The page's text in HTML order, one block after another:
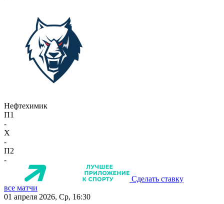
Нефтехимик
П1
-
X
-
П2
-
Сделать ставку
все матчи
01 апреля 2026, Ср, 16:30